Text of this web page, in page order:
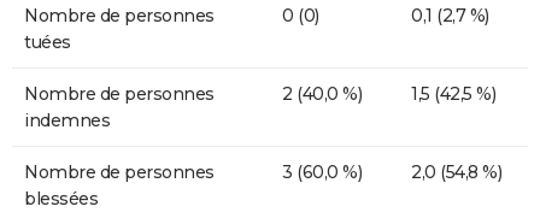
Nombre de personnes
tuées
0 (0) 0,1 (2,7 %)
Nombre de personnes
indemnes
2 (40,0 %) 1,5 (42,5 %)
Nombre de personnes
blessées
3 (60,0 %) 2,0 (54,8 %)